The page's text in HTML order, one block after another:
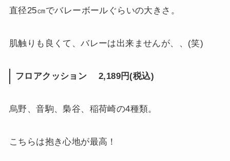
直径25㎝でバレーボールぐらいの大きさ。
肌触りも良くて、バレーは出来ませんが、、(笑)
フロアクッション 2,189円(税込)
烏野、音駒、梟谷、稲荷崎の4種類。
こちらは抱き心地が最高！